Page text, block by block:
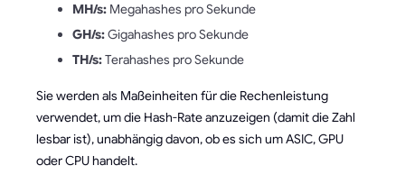
MH/s: Megahashes pro Sekunde
GH/s:Gigahashes pro Sekunde
TH/s:Terahashes pro Sekunde
Sie werden als Maßeinheiten für die Rechenleistung
verwendet, um die Hash-Rate anzuzeigen (damit die Zahl
lesbar ist), unabhängig davon, ob es sich um ASIC, GPU
oder CPU handelt.